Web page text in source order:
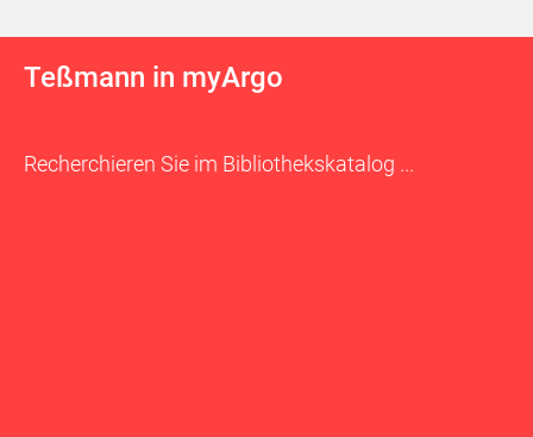
Teßmann in myArgo
Recherchieren Sie im Bibliothekskatalog ...